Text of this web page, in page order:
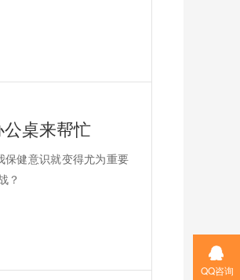
桌来帮忙
保健意识就变得尤为重要
？
QQ咨询